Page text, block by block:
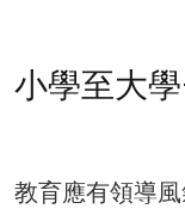
小學至大
教育應有領導